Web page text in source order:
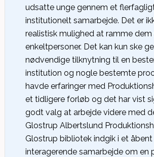
udsatte unge gennem et
institutionelt samarbejde. Det er
realistisk mulighed at ramme
enkeltpersoner. Det kan kun ske
nødvendige tilknytning til en
institution og nogle bestemte
havde erfaringer med
et tidligere forløb og det har vist
godt valg at arbejde videre med
Glostrup Albertslund
Glostrup bibliotek indgik i et åbent
interagerende samarbejde om en